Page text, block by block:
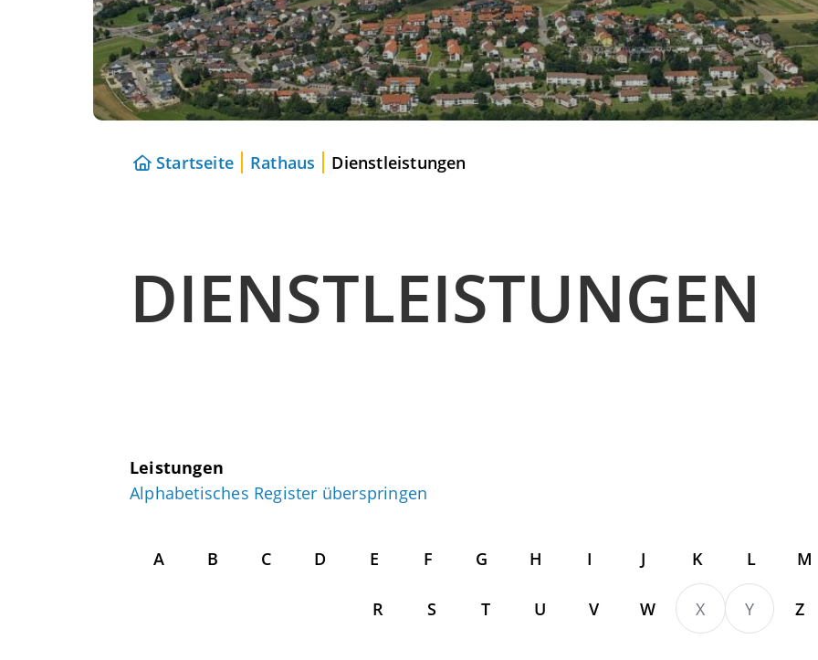
Startseite Rathaus Dienstleistungen
DIENSTLEISTUNGEN
Leistungen
Alphabetisches Register überspringen
A B C D E F G H I J K L M
R S T U V W X Y Z